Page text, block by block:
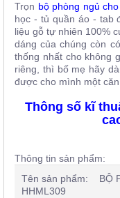
Trọn bộ phòng ngủ
học - tủ quần áo - tab
liệu gỗ tự nhiên 100%
dáng của chúng còn
thống nhất cho không
riêng, thì bố mẹ hãy
được cho mình một
Thông số kĩ
Thông tin sản phẩm:
Tên sản phẩm: BỘ
HHML309